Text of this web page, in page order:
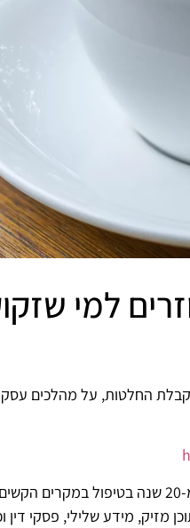
למי
החלטות, על מהלכים
אני רונן הלל, מומחה ניהול מוניטין עם
מזיק, מידע שלילי, פסקי דין